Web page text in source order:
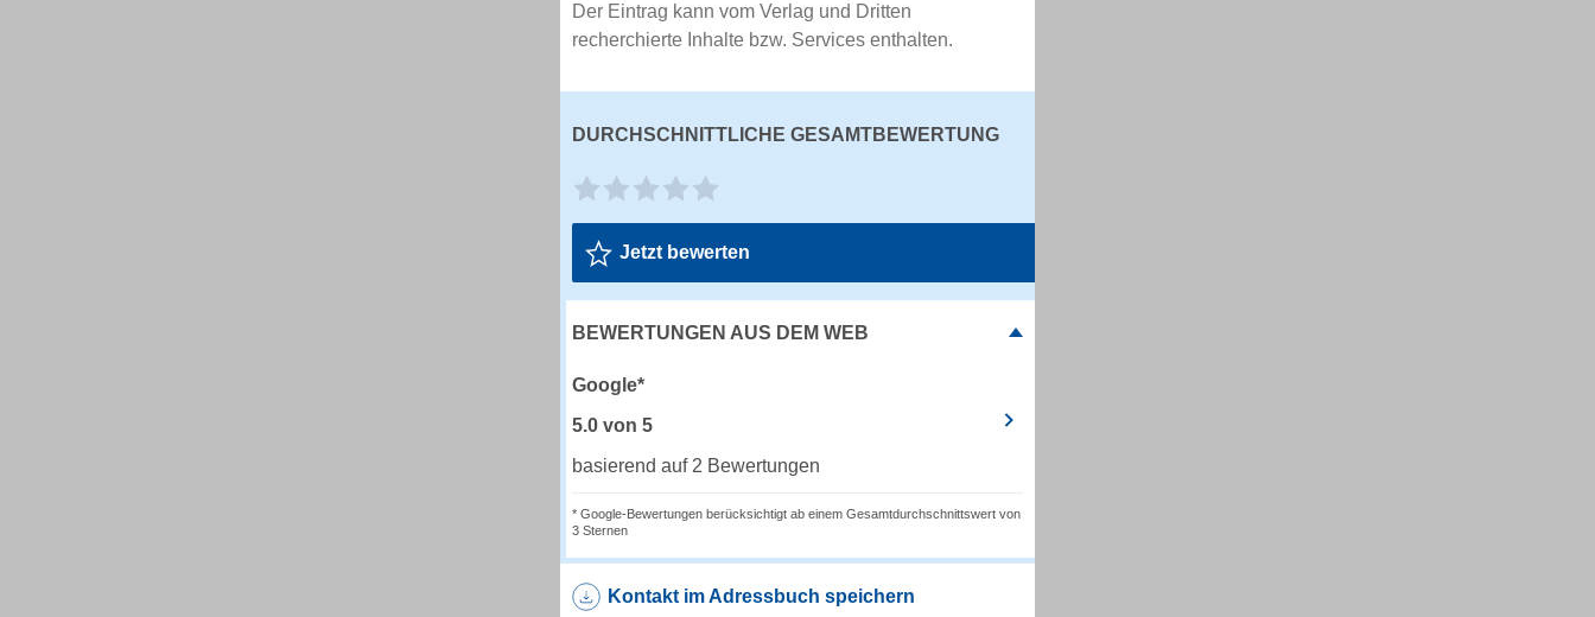
Der Eintrag kann vom Verlag und Dritten
recherchierte Inhalte bzw. Services enthalten.
DURCHSCHNITTLICHE GESAMTBEWERTUNG
Jetzt bewerten
BEWERTUNGEN AUS DEM WEB
Google*
5.0 von 5
basierend auf 2 Bewertungen
* Google-Bewertungen berücksichtigt ab einem Gesamtdurchschnittswert von
3 Sternen
Kontakt im Adressbuch speichern